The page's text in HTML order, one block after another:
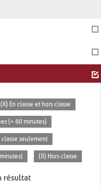
(X) En classe et hors classe
(> 60 minutes)
classe seulement
(X) Hors classe
résultat